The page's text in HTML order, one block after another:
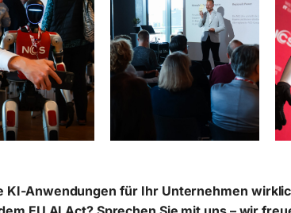
KI-Anwendungen für Ihr Unternehmen